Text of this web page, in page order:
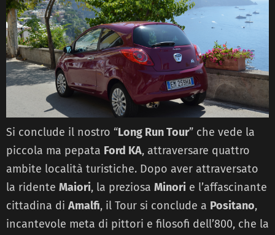
Si conclude il nostro “Long Run Tour” che vede la
piccola ma pepata Ford KA, attraversare quattro
ambite località turistiche. Dopo aver attraversato
la ridente Maiori, la preziosa Minori e l’affascinante
cittadina di Amalfi, il Tour si conclude a Positano,
incantevole meta di pittori e filosofi dell’800, che la